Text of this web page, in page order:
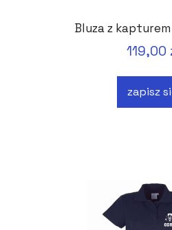
Bluza z kapturem
119,00
zapisz